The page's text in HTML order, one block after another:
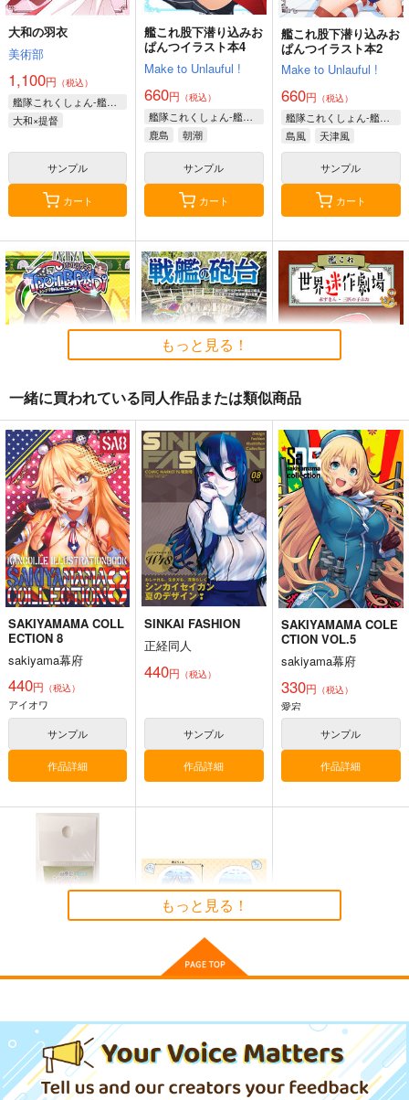
大和の羽衣
美術部
1,100円 （税込）
艦隊これくしょん-艦これ-
大和×提督
サンプル
カート
艦これ股下潜り込みお
ぱんつイラスト本4
Make to Unlauful !
660円 （税込）
艦隊これくしょん-艦これ-
鹿島
朝潮
サンプル
カート
艦これ股下潜り込みお
ぱんつイラスト本2
Make to Unlauful !
660円 （税込）
艦隊これくしょん-艦これ-
島風
天津風
サンプル
カート
Thonbricchi～トンブ
リちゃんとねこてーと
く
KURONEKO-WORK's-
くろねこわぁくす-
660円（税込）
艦隊これくしょん-艦これ-
トンブリ
明石 大淀
サンプル
カート
戦艦の砲台 ～海から
陸へ！レーザー測量で
蘇る巨大地下空間・壱
岐要塞の全貌
さざなみ壊変
1,320 円（税込）
ミリタリー
赤城
加賀
サンプル
カート
艦これ世界迷作劇場～
赤ずきん・三匹の子ぶ
た～
さといも牧場
787円（税込）
艦隊これくしょん-艦これ-
暁
響 第六駆逐隊
サンプル
カート
ゲームマスター響～リ
アル脱出ゲーム編～
響
第六駆逐隊
カート
軍艦・艦載機のひみ
つ 総集編その19
EINSATZ GRUPPE
＆ MANITOU
1,100円（税込）
艦隊これくしょん-艦これ-
カート
1,870
カート
もっと見る！
一緒に買われている同人作品または類似商品
SAKIYAMAMA COLL
ECTION 8
sakiyama幕府
440円 （税込）
アイオワ
サンプル
作品詳細
SINKAI FASHION
正経同人
440円 （税込）
サンプル
作品詳細
SAKIYAMAMA COLE
CTION VOL.5
sakiyama幕府
330円 （税込）
愛宕
サンプル
作品詳細
白露
STAR BERRY
330円（税込）
白露
ン
STAR BERRY
五月雨
もっと見る！